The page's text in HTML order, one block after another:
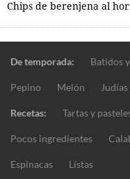
Chips de berenjena al
De temporada: Batidos
Pepino Melón
Recetas: Tartas y
Pocos ingredientes
Espinacas Listas